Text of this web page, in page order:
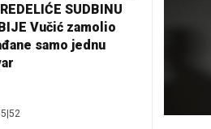
SUDBINU
Vučić zamolio
samo jednu
|52